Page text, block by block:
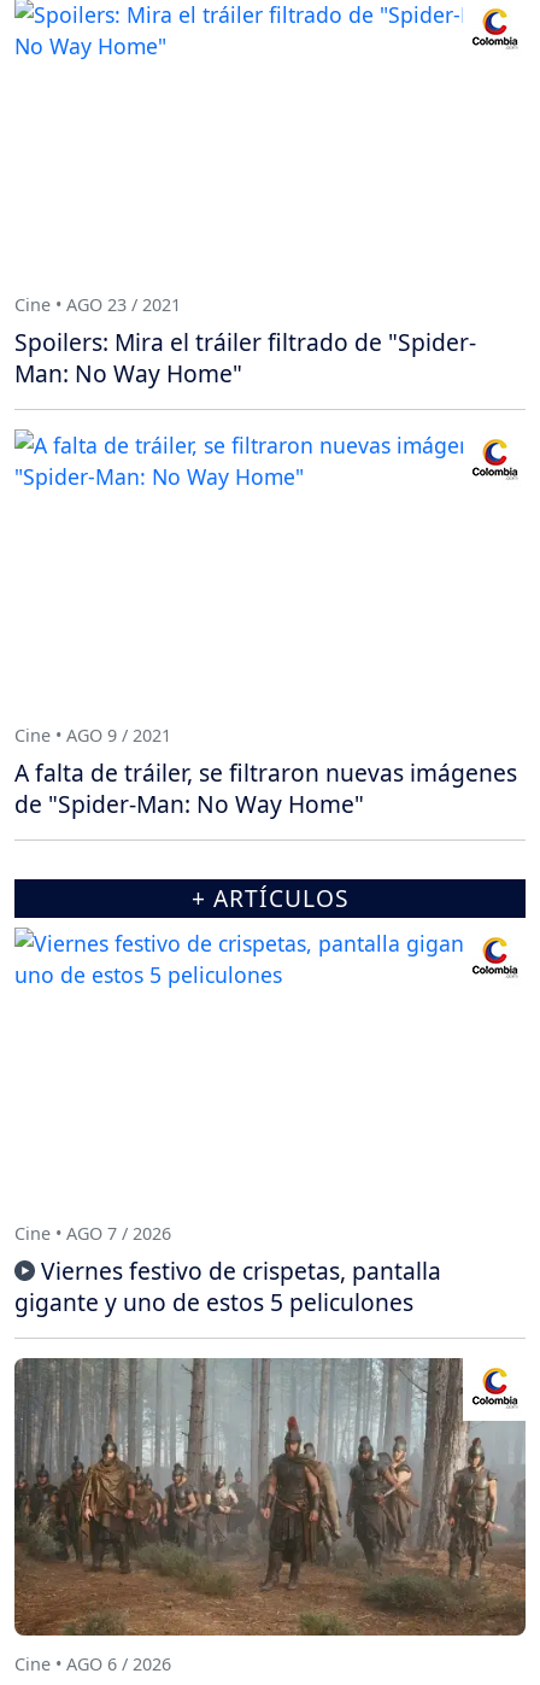
Cine • AGO 23 / 2021
Spoilers: Mira el tráiler filtrado de "Spider-
Man: No Way Home"
Cine • AGO 9 / 2021
A falta de tráiler, se filtraron nuevas imágenes
de "Spider-Man: No Way Home"
+ ARTÍCULOS
Cine • AGO 7 / 2026
Viernes festivo de crispetas, pantalla
gigante y uno de estos 5 peliculones
Cine • AGO 6 / 2026